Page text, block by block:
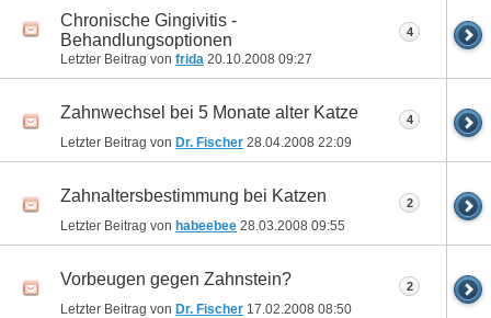
Chronische Gingivitis -
Behandlungsoptionen
Letzter Beitrag von frida 20.10.2008 09:27
4
Zahnwechsel bei 5 Monate alter Katze
Letzter Beitrag von Dr. Fischer 28.04.2008 22:09
4
Zahnaltersbestimmung bei Katzen
Letzter Beitrag von habeebee 28.03.2008 09:55
2
Vorbeugen gegen Zahnstein?
Letzter Beitrag von Dr. Fischer 17.02.2008 08:50
2